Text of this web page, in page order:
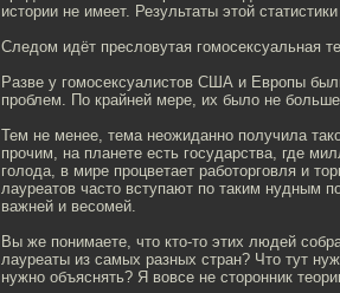
истории не имеет. Результаты этой
Следом идёт пресловутая гомосексуальная
Разве у гомосексуалистов США и Европы
проблем. По крайней мере, их было не
Тем не менее, тема неожиданно получила
прочим, на планете есть государства, где
голода, в мире процветает работорговля и
лауреатов часто вступают по таким нудным
важней и весомей.
Вы же понимаете, что кто-то этих людей
лауреаты из самых разных стран? Что тут
нужно объяснять? Я вовсе не сторонник